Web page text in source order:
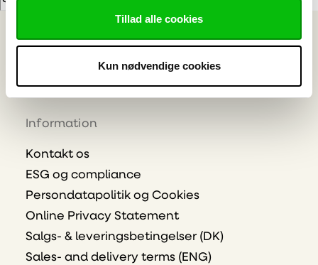
Tillad alle cookies
Kun nødvendige cookies
Bearbejdning
E-mailadresse
Information
Kontakt os
ESG og compliance
Persondatapolitik og Cookies
Online Privacy Statement
Salgs- & leveringsbetingelser (DK)
Sales- and delivery terms (ENG)